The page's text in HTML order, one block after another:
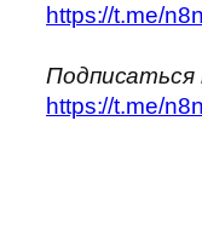
https://t.me/
Подписаться
https://t.me/